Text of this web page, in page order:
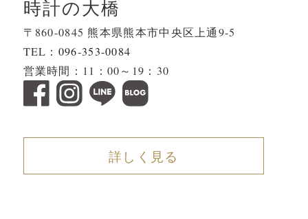
時計の大橋
〒860-0845 熊本県熊本市中央区上通9-5
TEL： 096-353-0084
営業時間：11：00～19：30
詳しく見る